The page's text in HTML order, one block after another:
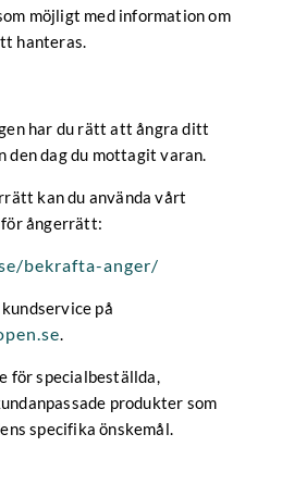
möjligt med information om
hanteras.
har du rätt att ångra ditt
den dag du mottagit varan.
kan du använda vårt
ångerrätt:
bekrafta-anger/
på
för specialbeställda,
produkter som
specifika önskemål.